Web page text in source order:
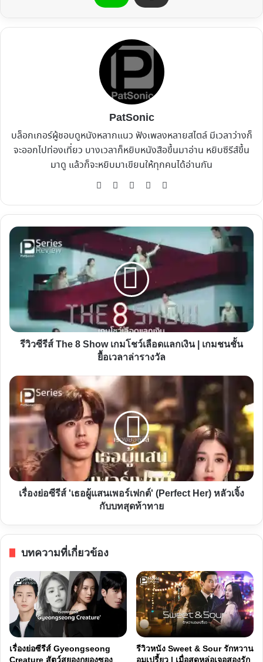
PatSonic
บล็อกเกอร์ผู้ชอบดูหนังหลากแนว ฟังเพลงหลายสไตล์ มีเวลาว่างก็
จะออกไปท่องเที่ยว บางเวลาก็หยิบหนังสือขึ้นมาอ่าน หยิบซีรีส์ขึ้น
มาดู แล้วก็จะหยิบมาเขียนให้ทุกคนได้อ่านกัน
WebsiteFacebook
X YouTube
รีวิว
Show
โชว์
เลือด
เงิน
เกม
ชนชั้น
ยื้อ
เวลา
ล่า
รางวัล
รีวิวซีรีส์ The 8 Show เกมโชว์เลือดแลกเงิน | เกมชนชั้น
ยื้อเวลาล่ารางวัล
เรื่อง
ย่อ
ซี
รีส์
แสน
เพ
อร์เฟกต์'
Her)
เจิ้ง
กับ
บท
สุด
ท้าทาย
เรื่องย่อซีรีส์ 'เธอผู้แสนเพอร์เฟกต์' (Perfect Her) หลัวเจิ้ง
กับบทสุดท้าทาย
บทความที่เกี่ยวข้อง
เรื่องย่อซีรีส์ Gyeongseong
Creature สัตว์สยองกยองซอง
รีวิวหนัง Sweet & Sour รักหวาน
อมเปรี้ยว | เมื่อสุดหล่อเจอสองรัก